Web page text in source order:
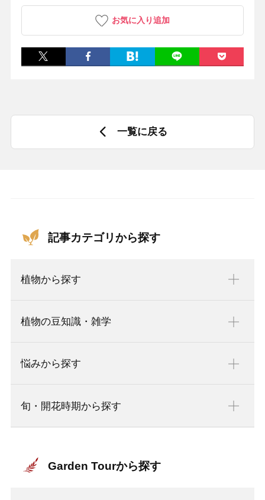
お気に入り追加
一覧に戻る
記事カテゴリから探す
植物から探す
植物の豆知識・雑学
悩みから探す
旬・開花時期から探す
Garden Tourから探す